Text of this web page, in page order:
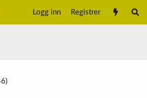
Logg inn Registrer